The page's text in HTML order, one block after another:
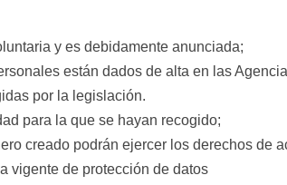
y es debidamente anunciada;
están dados de alta en las
por la legislación.
para la que se hayan recogido;
creado podrán ejercer los derechos de
vigente de protección de datos